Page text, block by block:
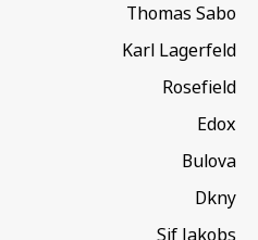
Thomas Sabo
Karl Lagerfeld
Rosefield
Edox
Bulova
Dkny
Sif Jakobs